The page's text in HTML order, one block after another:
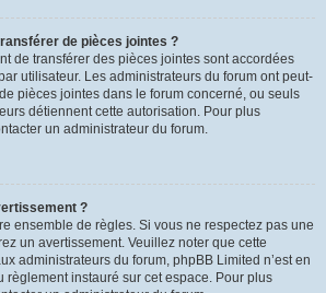
de pièces jointes ?
de transférer des pièces jointes sont accordées
utilisateur. Les administrateurs du forum ont peut-
pièces jointes dans le forum concerné, ou seuls
détiennent cette autorisation. Pour plus
un administrateur du forum.
?
ensemble de règles. Si vous ne respectez pas une
un avertissement. Veuillez noter que cette
administrateurs du forum, phpBB Limited n’est en
règlement instauré sur cet espace. Pour plus